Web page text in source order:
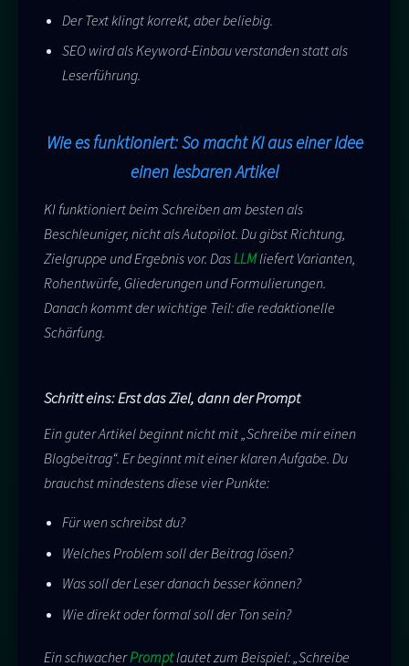
Der Text klingt korrekt, aber beliebig.
SEO wird als Keyword-Einbau verstanden statt als
Leserführung.
Wie es funktioniert: So macht KI aus einer Idee
einen lesbaren Artikel
KI funktioniert beim Schreiben am besten als
Beschleuniger, nicht als Autopilot. Du gibst Richtung,
Zielgruppe und Ergebnis vor. DasLLMliefert Varianten,
Rohentwürfe, Gliederungen und Formulierungen.
Danach kommt der wichtige Teil: die redaktionelle
Schärfung.
Schritt eins: Erst das Ziel, dann der Prompt
Ein guter Artikel beginnt nicht mit „Schreibe mir einen
Blogbeitrag“. Er beginnt mit einer klaren Aufgabe. Du
brauchst mindestens diese vier Punkte:
Für wen schreibst du?
Welches Problem soll der Beitrag lösen?
Was soll der Leser danach besser können?
Wie direkt oder formal soll der Ton sein?
Ein schwacherPromptlautet zum Beispiel: „Schreibe